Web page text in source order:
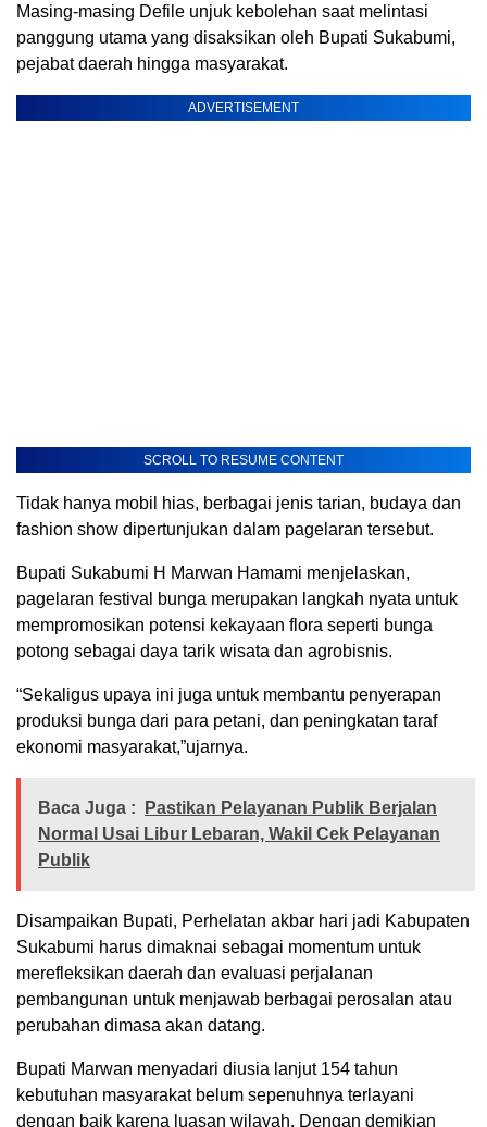
Masing-masing Defile unjuk kebolehan saat melintasi
panggung utama yang disaksikan oleh Bupati Sukabumi,
pejabat daerah hingga masyarakat.
ADVERTISEMENT
SCROLL TO RESUME CONTENT
Tidak hanya mobil hias, berbagai jenis tarian, budaya dan
fashion show dipertunjukan dalam pagelaran tersebut.
Bupati Sukabumi H Marwan Hamami menjelaskan,
pagelaran festival bunga merupakan langkah nyata untuk
mempromosikan potensi kekayaan flora seperti bunga
potong sebagai daya tarik wisata dan agrobisnis.
“Sekaligus upaya ini juga untuk membantu penyerapan
produksi bunga dari para petani, dan peningkatan taraf
ekonomi masyarakat,”ujarnya.
Baca Juga :
Pastikan Pelayanan Publik Berjalan
Normal Usai Libur Lebaran, Wakil Cek Pelayanan
Publik
Disampaikan Bupati, Perhelatan akbar hari jadi Kabupaten
Sukabumi harus dimaknai sebagai momentum untuk
merefleksikan daerah dan evaluasi perjalanan
pembangunan untuk menjawab berbagai perosalan atau
perubahan dimasa akan datang.
Bupati Marwan menyadari diusia lanjut 154 tahun
kebutuhan masyarakat belum sepenuhnya terlayani
dengan baik karena luasan wilayah. Dengan demikian